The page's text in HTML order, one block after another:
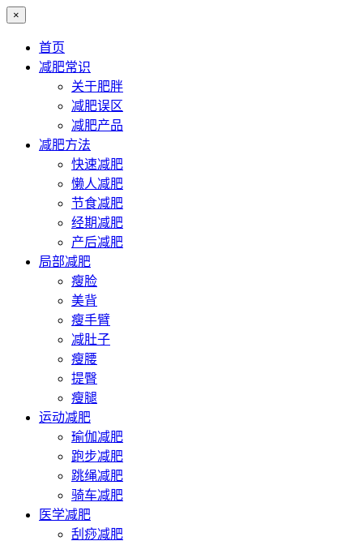
×
首页
减肥常识
关于肥胖
减肥误区
减肥产品
减肥方法
快速减肥
懒人减肥
节食减肥
经期减肥
产后减肥
局部减肥
瘦脸
美背
瘦手臂
减肚子
瘦腰
提臀
瘦腿
运动减肥
瑜伽减肥
跑步减肥
跳绳减肥
骑车减肥
医学减肥
刮痧减肥